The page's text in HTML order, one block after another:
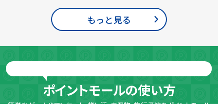
もっと見る
ポイントモールの使い方